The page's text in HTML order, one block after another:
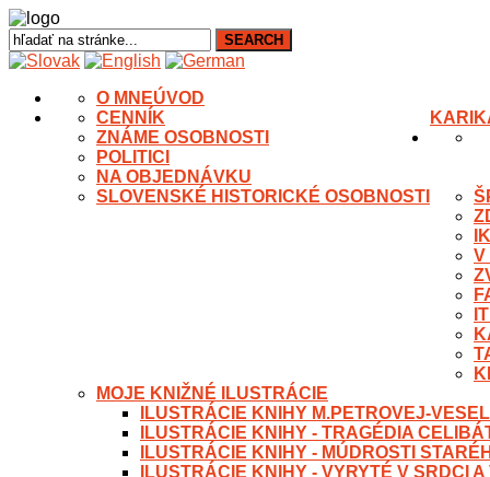
ÚVOD
O MNE
CENNÍK
ZNÁME OSOBNOSTI
POLITICI
NA OBJEDNÁVKU
SLOVENSKÉ HISTORICKÉ OSOBNOSTI
V
MOJE KNIŽNÉ ILUSTRÁCIE
ILUSTRÁCIE KNIHY M.PETROVEJ-
ILUSTRÁCIE KNIHY - TRAGÉDIA
ILUSTRÁCIE KNIHY - MÚDROSTI
ILUSTRÁCIE KNIHY - VYRYTÉ V SRDCI